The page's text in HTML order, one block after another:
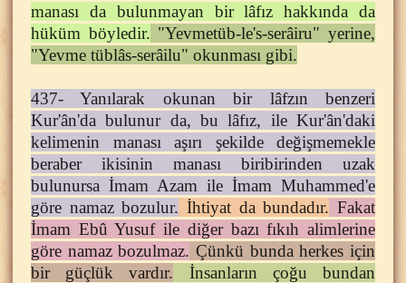
manası da bulunmayan bir lâfız hakkında da
hüküm böyledir. "Yevmetüb-le's-serâiru" yerine,
"Yevme tüblâs-serâilu" okunması gibi.
437- Yanılarak okunan bir lâfzın benzeri
Kur'ân'da bulunur da, bu lâfız, ile Kur'ân'daki
kelimenin manası aşırı şekilde değişmemekle
beraber ikisinin manası biribirinden uzak
bulunursa İmam Azam ile İmam Muhammed'e
göre namaz bozulur. İhtiyat da bundadır. Fakat
İmam Ebû Yusuf ile diğer bazı fıkıh alimlerine
göre namaz bozulmaz. Çünkü bunda herkes için
bir güçlük vardır. İnsanların çoğu bundan